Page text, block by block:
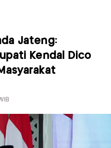
Jateng:
Kendal Dico